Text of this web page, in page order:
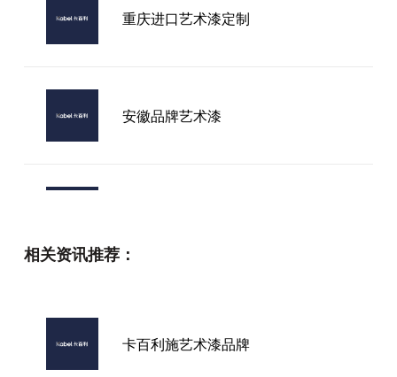
重庆进口艺术漆定制
安徽品牌艺术漆
相关资讯推荐：
卡百利施艺术漆品牌